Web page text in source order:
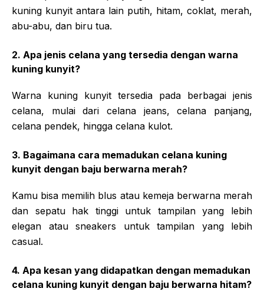
kuning kunyit antara lain putih, hitam, coklat, merah,
abu-abu, dan biru tua.
2. Apa jenis celana yang tersedia dengan warna
kuning kunyit?
Warna kuning kunyit tersedia pada berbagai jenis
celana, mulai dari celana jeans, celana panjang,
celana pendek, hingga celana kulot.
3. Bagaimana cara memadukan celana kuning
kunyit dengan baju berwarna merah?
Kamu bisa memilih blus atau kemeja berwarna merah
dan sepatu hak tinggi untuk tampilan yang lebih
elegan atau sneakers untuk tampilan yang lebih
casual.
4. Apa kesan yang didapatkan dengan memadukan
celana kuning kunyit dengan baju berwarna hitam?